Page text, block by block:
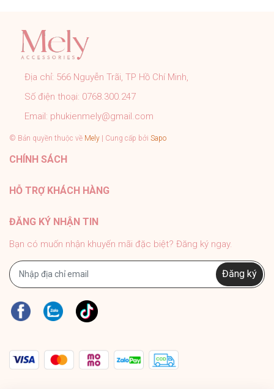
Địa chỉ: 566 Nguyễn Trãi, TP Hồ Chí Minh,
Số điện thoại: 0768.300.247
Email: phukienmely@gmail.com
© Bản quyền thuộc về Mely | Cung cấp bởi Sapo
CHÍNH SÁCH
HỖ TRỢ KHÁCH HÀNG
ĐĂNG KÝ NHẬN TIN
Bạn có muốn nhận khuyến mãi đặc biệt? Đăng ký ngay.
Đăng ký